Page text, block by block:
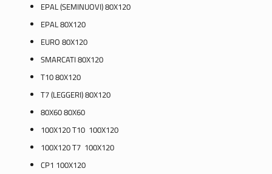
EPAL (SEMINUOVI) 80X120
EPAL 80X120
EURO 80X120
SMARCATI 80X120
T10 80X120
T7 (LEGGERI) 80X120
80X60 80X60
100X120 T10 100X120
100X120 T7 100X120
CP1 100X120